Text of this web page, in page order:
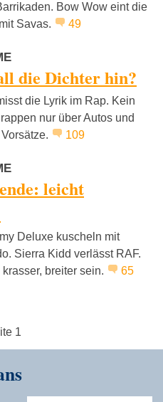
Bow Wow eint die
Savas.
49
die Dichter hin?
die Lyrik im Rap. Kein
nur über Autos und
109
leicht
Deluxe kuscheln mit
Sierra Kidd verlässt RAF.
breiter sein.
65
1